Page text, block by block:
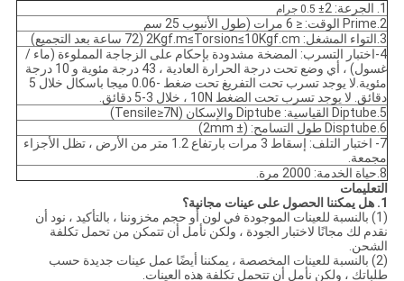
1. الجرعة: 2
± 0.5 جرام
2.Prime الوقت: ≤ 6 مرات (طول الأنبوب 25 سم
3.التواء المشغل: 2Kgf.m≤Torsion≤10Kgf.cm (72 ساعة بعد التجميع)
4-اختبار التسرب: المضخة مشدودة بإحكام على الزجاجة المملوءة (ماء /
غسول) ، أي وضع تحت درجة الحرارة العادية ، 43 درجة مئوية و 10 درجة
مئوية.لا يوجد تسرب تحت التفريغ تحت ضغط -0.06 ميجا باسكال خلال 5
دقائق. لا يوجد تسرب تحت الضغط 10N ، خلال 3-5 دقائق.
5.Diptube القياسية: Diptube والإسكان (Tensile≥7N)
6.Disptube طول التسامح: (± 2mm)
7- اختبار التلف: إسقاط 3 مرات بارتفاع 1.2 متر من الأرض ، تظل الأجزاء
مجمعة.
8.حياة الخدمة: 2000 مرة.
التعليمات
1. هل يمكننا الحصول على عينات مجانية؟
(1) بالنسبة للعينات الموجودة في لون أو حجم مخزوننا ، بالتأكيد ، نود أن
نقدم لك مجانًا لاختبار الجودة ، ولكن نأمل أن تتمكن من تحمل تكلفة
الشحن.
(2) بالنسبة للعينات المخصصة ، يمكننا أيضًا عمل عينات جديدة حسب
طلباتك ، ولكن نأمل أن تتحمل تكلفة هذه العينات.